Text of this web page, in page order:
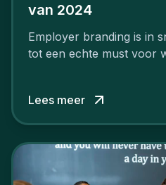
van 2024
Employer branding is in
tot een echte must voor
Lees meer